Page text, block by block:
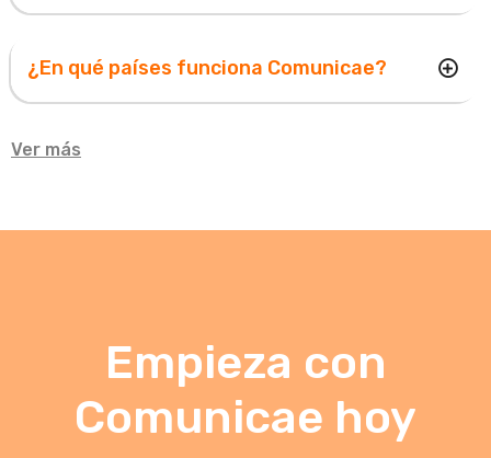
¿En qué países funciona Comunicae?
Ver más
Empieza con
Comunicae hoy